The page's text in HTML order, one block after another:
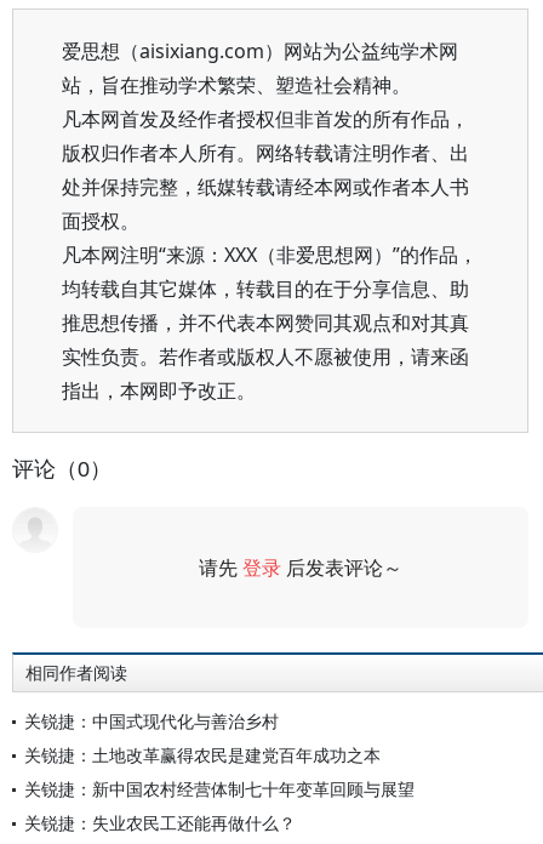
爱思想（aisixiang.com）网站为公益纯学术网
站，旨在推动学术繁荣、塑造社会精神。
凡本网首发及经作者授权但非首发的所有作品，
版权归作者本人所有。网络转载请注明作者、出
处并保持完整，纸媒转载请经本网或作者本人书
面授权。
凡本网注明“来源：XXX（非爱思想网）”的作品，
均转载自其它媒体，转载目的在于分享信息、助
推思想传播，并不代表本网赞同其观点和对其真
实性负责。若作者或版权人不愿被使用，请来函
指出，本网即予改正。
评论（0）
请先登录 后发表评论～
相同作者阅读
关锐捷：中国式现代化与善治乡村
关锐捷：土地改革赢得农民是建党百年成功之本
关锐捷：新中国农村经营体制七十年变革回顾与展望
关锐捷：失业农民工还能再做什么？